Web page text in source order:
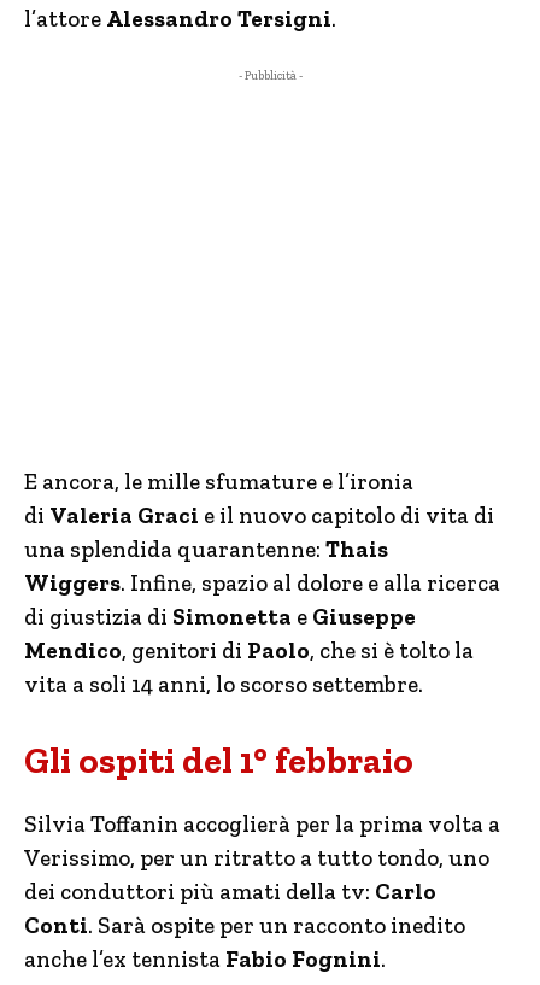
l’attore Alessandro Tersigni.
- Pubblicità -
E ancora, le mille sfumature e l’ironia
di Valeria Graci e il nuovo capitolo di vita di
una splendida quarantenne: Thais
Wiggers. Infine, spazio al dolore e alla ricerca
di giustizia di Simonetta e Giuseppe
Mendico, genitori di Paolo, che si è tolto la
vita a soli 14 anni, lo scorso settembre.
Gli ospiti del 1° febbraio
Silvia Toffanin accoglierà per la prima volta a
Verissimo, per un ritratto a tutto tondo, uno
dei conduttori più amati della tv: Carlo
Conti. Sarà ospite per un racconto inedito
anche l’ex tennista Fabio Fognini.